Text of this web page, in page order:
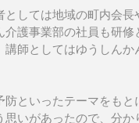
としては地域の町内会長
介護事業部の社員も研
講師としてはゆうしん
防といったテーマをも
思いがあったので、分